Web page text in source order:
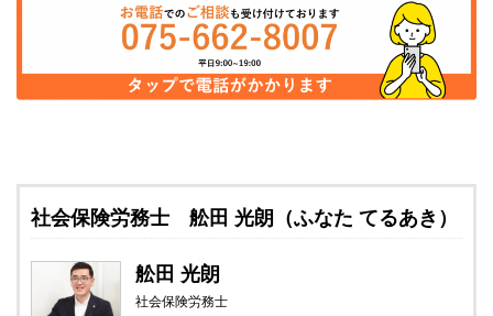
社会保険労務士 舩田 光朗（ふなた てるあき）
舩田 光朗
社会保険労務士